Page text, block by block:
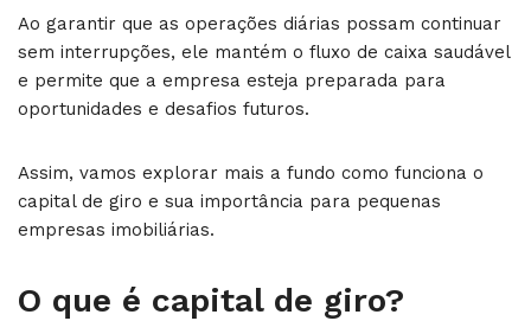
Ao garantir que as operações diárias possam continuar
sem interrupções, ele mantém o fluxo de caixa saudável
e permite que a empresa esteja preparada para
oportunidades e desafios futuros.
Assim, vamos explorar mais a fundo como funciona o
capital de giro e sua importância para pequenas
empresas imobiliárias.
O que é capital de giro?